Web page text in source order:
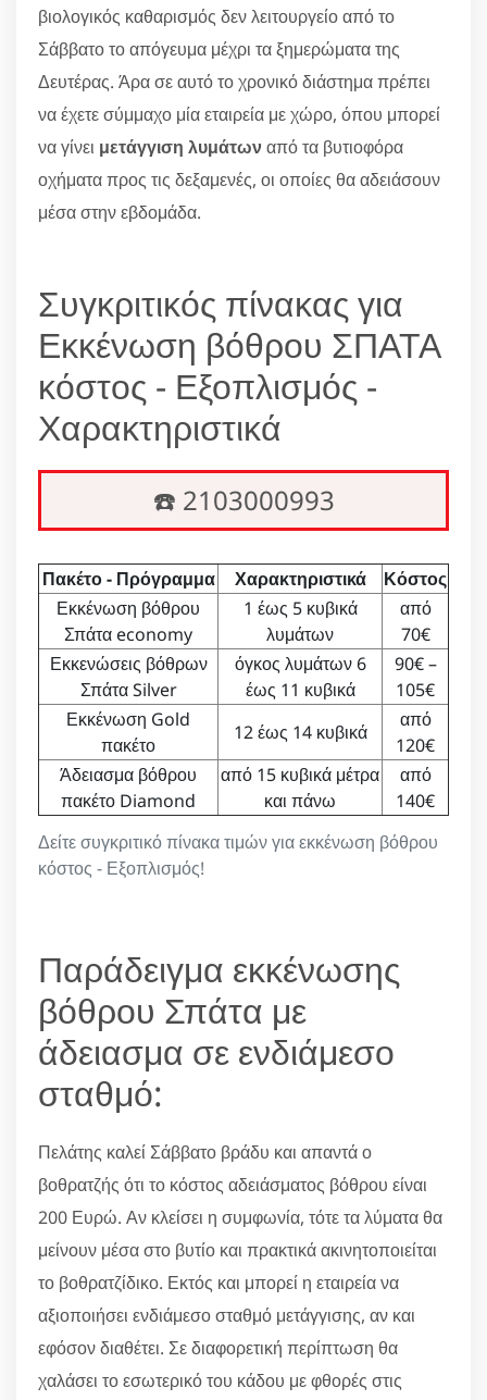
βιολογικός καθαρισμός δεν λειτουργείο από το
Σάββατο το απόγευμα μέχρι τα ξημερώματα της
Δευτέρας. Άρα σε αυτό το χρονικό διάστημα πρέπει
να έχετε σύμμαχο μία εταιρεία με χώρο, όπου μπορεί
να γίνει μετάγγιση λυμάτωναπό τα βυτιοφόρα
οχήματα προς τις δεξαμενές, οι οποίες θα αδειάσουν
μέσα στην εβδομάδα.
Συγκριτικός πίνακας για
Εκκένωση βόθρου ΣΠΑΤΑ
κόστος - Εξοπλισμός -
Χαρακτηριστικά
☎️ 2103000993
Δείτε συγκριτικό πίνακα τιμών για εκκένωση βόθρου
κόστος - Εξοπλισμός!
Πακέτο - Πρόγραμμα Χαρακτηριστικά
Κόστος
Εκκένωση βόθρου
Σπάτα economy
1 έως 5 κυβικά
λυμάτων
από
70€
Εκκενώσεις βόθρων
Σπάτα Silver
όγκος λυμάτων 6
έως 11 κυβικά
90€ –
105€
Εκκένωση Gold
πακέτο
12 έως 14 κυβικά
από
120€
Άδειασμα βόθρου
πακέτο Diamond
από 15 κυβικά μέτρα
και πάνω
από
140€
Παράδειγμα εκκένωσης
βόθρου Σπάτα με
άδειασμα σε ενδιάμεσο
σταθμό:
Πελάτης καλεί Σάββατο βράδυ και απαντά ο
βοθρατζής ότι το κόστος αδειάσματος βόθρου είναι
200 Ευρώ. Αν κλείσει η συμφωνία, τότε τα λύματα θα
μείνουν μέσα στο βυτίο και πρακτικά ακινητοποιείται
το βοθρατζίδικο. Εκτός και μπορεί η εταιρεία να
αξιοποιήσει ενδιάμεσο σταθμό μετάγγισης, αν και
εφόσον διαθέτει. Σε διαφορετική περίπτωση θα
χαλάσει το εσωτερικό του κάδου με φθορές στις